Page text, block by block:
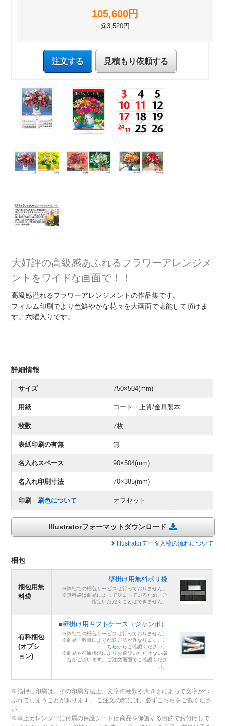
105,600円
@3,520円
注文する 見積もり依頼する
大好評の高級感あふれるフラワーアレンジメ
ントをワイドな画面で！！
高級感溢れるフラワーアレンジメントの作品集です。
フィルム印刷でより色鮮やかな花々を大画面で堪能して頂けま
す。六曜入りです。
詳細情報
サイズ 750×504(mm)
用紙 コート・上質/金具製本
枚数 7枚
表紙印刷の有無 無
名入れスペース 90×504(mm)
名入れ印刷寸法 70×385(mm)
印刷 刷色について オフセット
Illustratorフォーマットダウンロード
Illustratorデータ入稿の流れについて
梱包
梱包用無
料袋
壁掛け用無料ポリ袋
※弊社での梱包サービスは行っておりません。
※無料袋は商品によって決まっているため、ご
指定いただくことはできません。
有料梱包
(オプシ
ョン)
■壁掛け用ギフトケース（ジャンボ）
※弊社での梱包サービスは行っておりません。
※商品・数量により配送方法が異なります。 こ
ちらからご確認ください。
※商品や在庫状況によりお選びいただけない場
合がございます。ご注文画面でご確認くださ
い。
※箔押し印刷は、その印刷方法上、文字の種類や大きさによって文字がつ
ぶれてしまうことがあります。 ご注文の際には、必ずこちらをご覧くださ
い。
※卓上カレンダーに付属の保護シートは商品を保護する目的でお付けして